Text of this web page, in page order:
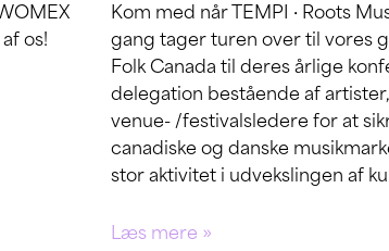
os!
Kom med når TEMPI · Roots
gang tager turen over til vores
Folk Canada til deres årlige
delegation bestående af
venue- /festivalsledere for at
canadiske og danske
stor aktivitet i udvekslingen af
Læs mere »